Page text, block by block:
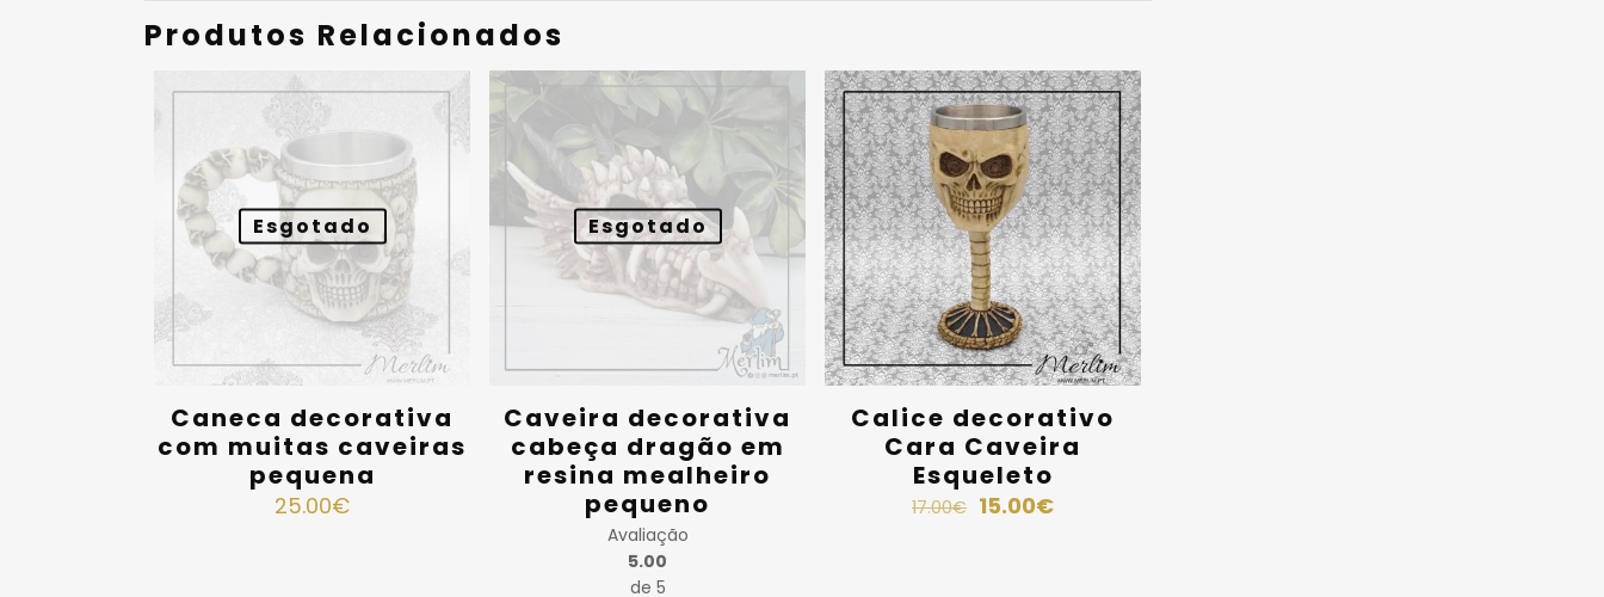
Produtos Relacionados
Esgotado
Caneca decorativa
com muitas caveiras
pequena
25.00€
Esgotado
Caveira decorativa
cabeça dragão em
resina mealheiro
pequeno
Avaliação
5.00
de 5
Em promoção
Calice decorativo
Cara Caveira
Esqueleto
17.00€ 15.00€